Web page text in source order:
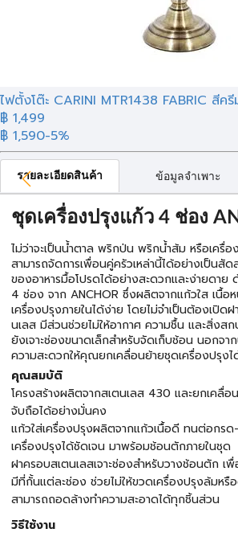
ไฟตั้งโต๊ะ CARINI MTR1438 FABRIC สีค
฿ 1,499
฿ 1,590-5%
รายละเอียดสินค้า ข้อมูลจำเพาะ
ชุดเครื่องปรุงแก้ว 4 ช่อง
ไม่ว่าจะเป็นน้ำตาล พริกป่น พริกน้ำส้ม หรือเครื่
สามารถจัดการเพื่อนคู่ครัวเหล่านี้ได้อย่างเป็นสั
ของอาหารมื้อโปรดได้อย่างสะดวกและง่ายดาย
4 ช่อง จาก ANCHOR ซึ่งผลิตจากแก้วใส เนื้อ
เครื่องปรุงภายในได้ง่าย โดยไม่จำเป็นต้องเปิด
นเลส มีส่วนช่วยไม่ให้อากาศ ความชื้น และสิ่งสก
ยังเจาะช่องขนาดเล็กสำหรับจัดเก็บช้อน นอกจ
ความสะดวกให้คุณยกเคลื่อนย้ายชุดเครื่องปรุง
คุณสมบัติ
โครงสร้างผลิตจากสเตนเลส 430 และยกเคลื่
จับถือได้อย่างมั่นคง
แก้วใส่เครื่องปรุงผลิตจากแก้วเนื้อดี ทนต่อกรด
เครื่องปรุงได้ชัดเจน มาพร้อมช้อนตักภายในชุด
ฝาครอบสเตนเลสเจาะช่องสำหรับวางช้อนตัก
มีที่กั้นแต่ละช่อง ช่วยไม่ให้ขวดเครื่องปรุงล้มหรื
สามารถถอดล้างทำความสะอาดได้ทุกชิ้นส่วน
วิธีใช้งาน